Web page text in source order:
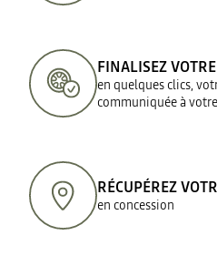
FINALISEZ
en quelques clics,
communiquée à
RÉCUPÉREZ
en concession